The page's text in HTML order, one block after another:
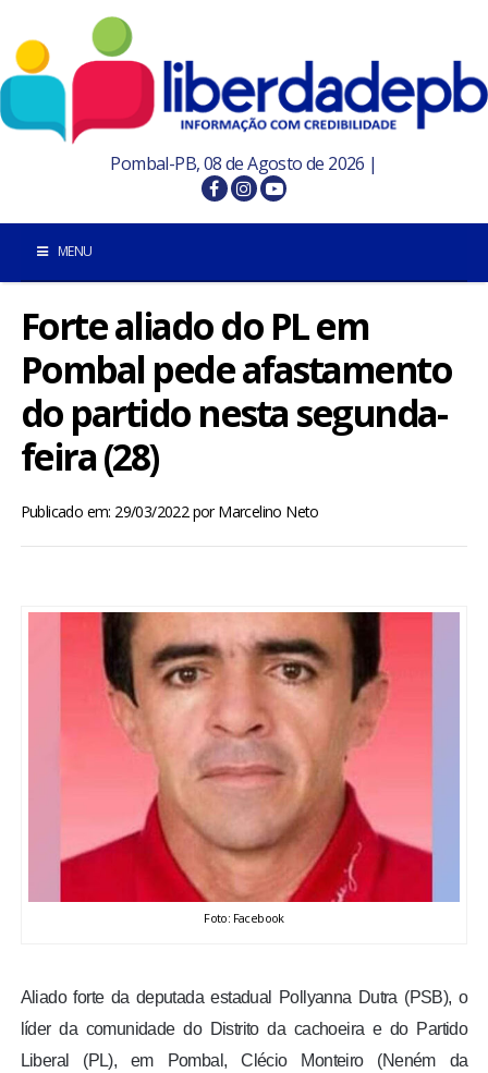
Pombal-PB, 08 de Agosto de 2026 |
MENU
INÍCIO
POMBAL E REGIÃO
PARAÍBA
ESPORTES
ENTRETENIMENTO
Forte aliado do PL em
Pombal pede afastamento
do partido nesta segunda-
feira (28)
Publicado em: 29/03/2022porMarcelino Neto
Foto: Facebook
Aliado forte da deputada estadual Pollyanna Dutra (PSB), o
líder da comunidade do Distrito da cachoeira e do Partido
Liberal (PL), em Pombal, Clécio Monteiro (Neném da